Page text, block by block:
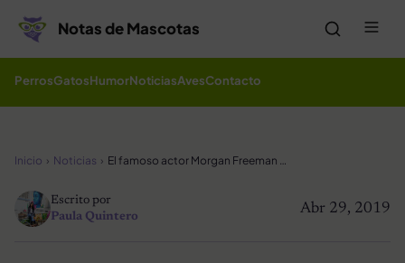
Notas de Mascotas
PerrosGatosHumorNoticiasAvesContacto
Inicio Noticias El famoso actor Morgan Freeman convirtió su rancho de 50 hectáreas en un santuario para las abejas
Abr 29, 2019
Escrito por
Paula Quintero